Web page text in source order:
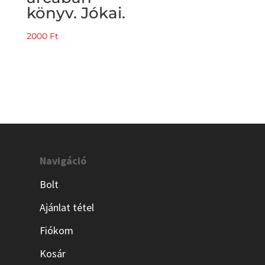
könyv. Jókai.
2000 Ft
Navigáció
Bolt
Ajánlat tétel
Fiókom
Kosár